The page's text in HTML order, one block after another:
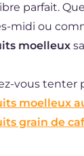
parfait.
midi ou
moelleux
vous tenter
moelleux
grain de